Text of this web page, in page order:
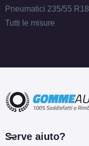
Pneumatici 235/55 R18
Tutti le misure
Serve aiuto?